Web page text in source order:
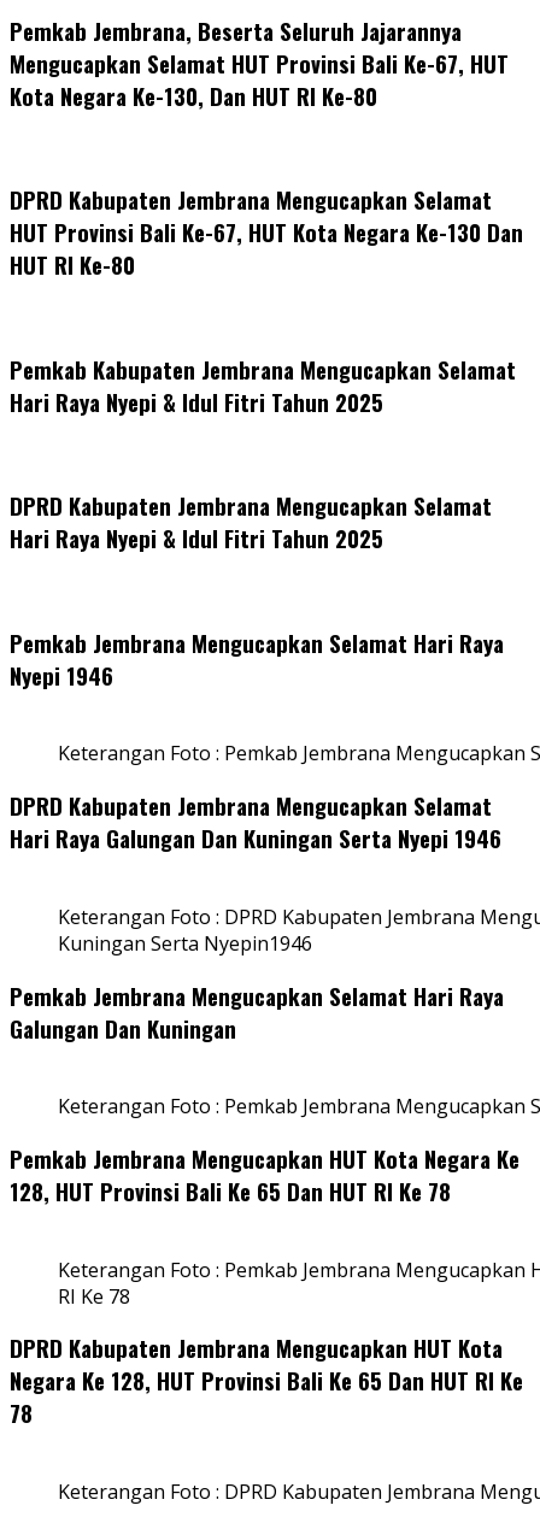
Pemkab Jembrana, Beserta Seluruh Jajarannya
Mengucapkan Selamat HUT Provinsi Bali Ke-67, HUT
Kota Negara Ke-130, Dan HUT RI Ke-80
DPRD Kabupaten Jembrana Mengucapkan Selamat
HUT Provinsi Bali Ke-67, HUT Kota Negara Ke-130 Dan
HUT RI Ke-80
Pemkab Kabupaten Jembrana Mengucapkan Selamat
Hari Raya Nyepi & Idul Fitri Tahun 2025
DPRD Kabupaten Jembrana Mengucapkan Selamat
Hari Raya Nyepi & Idul Fitri Tahun 2025
Pemkab Jembrana Mengucapkan Selamat Hari Raya
Nyepi 1946
Keterangan Foto : Pemkab Jembrana Mengucapkan
DPRD Kabupaten Jembrana Mengucapkan Selamat
Hari Raya Galungan Dan Kuningan Serta Nyepi 1946
Keterangan Foto : DPRD Kabupaten Jembrana
Kuningan Serta Nyepin1946
Pemkab Jembrana Mengucapkan Selamat Hari Raya
Galungan Dan Kuningan
Keterangan Foto : Pemkab Jembrana Mengucapkan
Pemkab Jembrana Mengucapkan HUT Kota Negara Ke
128, HUT Provinsi Bali Ke 65 Dan HUT RI Ke 78
Keterangan Foto : Pemkab Jembrana Mengucapkan
RI Ke 78
DPRD Kabupaten Jembrana Mengucapkan HUT Kota
Negara Ke 128, HUT Provinsi Bali Ke 65 Dan HUT RI Ke
78
Keterangan Foto : DPRD Kabupaten Jembrana